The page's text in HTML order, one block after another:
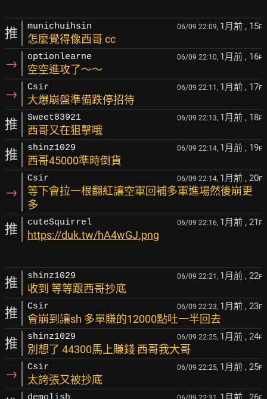
推 munichuihsin 06/09 22:09, 1月前 , 15F
怎麼覺得像西哥 cc
→ optionlearne 06/09 22:10, 1月前 , 16F
空空進攻了～～
→ Csir 06/09 22:11, 1月前 , 17F
大爆崩盤準備跌停招待
推 Sweet83921 06/09 22:13, 1月前 , 18F
西哥又在狙擊哦
推 shinz1029 06/09 22:14, 1月前 , 19F
西哥45000準時倒貨
→
Csir 06/09 22:14, 1月前 , 20F
等下會拉一根翻紅讓空軍回補多軍進場然後崩更
多
推 cuteSquirrel 06/09 22:16, 1月前 , 21 F
https://duk.tw/hA4wGJ.png
推 shinz1029 06/09 22:21, 1月前 , 22F
收到 等等跟西哥抄底
推 Csir 06/09 22:23, 1月前 , 23F
會崩到讓sh 多單賺的12000點吐一半回去
推 shinz1029 06/09 22:25, 1月前 , 24F
別想了 44300馬上賺錢 西哥我大哥
→ Csir 06/09 22:25, 1月前 , 25F
太誇張又被抄底